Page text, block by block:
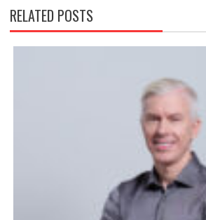
RELATED POSTS